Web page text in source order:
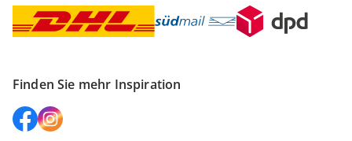
Finden Sie mehr Inspiration